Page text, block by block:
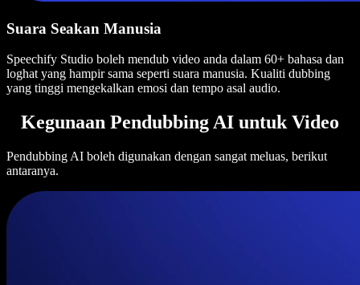
Suara Seakan Manusia
Speechify Studio boleh mendub video anda dalam 60+ bahasa dan
loghat yang hampir sama seperti suara manusia. Kualiti dubbing
yang tinggi mengekalkan emosi dan tempo asal audio.
Kegunaan Pendubbing AI untuk Video
Pendubbing AI boleh digunakan dengan sangat meluas, berikut
antaranya.